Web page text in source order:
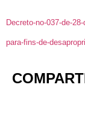
Decreto-no-037-de-
para-fins-de-